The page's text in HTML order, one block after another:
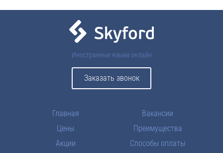
Иностранные языки онлайн
Заказать звонок
Главная
Цены
Акции
Вакансии
Преимущества
Способы оплаты